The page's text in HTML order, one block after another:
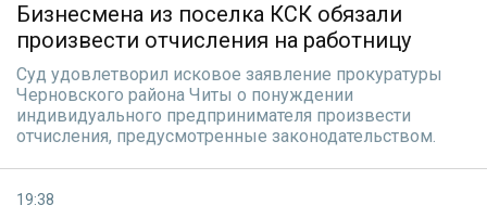
Бизнесмена из поселка КСК обязали
произвести отчисления на работницу
Суд удовлетворил исковое заявление прокуратуры
Черновского района Читы о понуждении
индивидуального предпринимателя произвести
отчисления, предусмотренные законодательством.
19:38